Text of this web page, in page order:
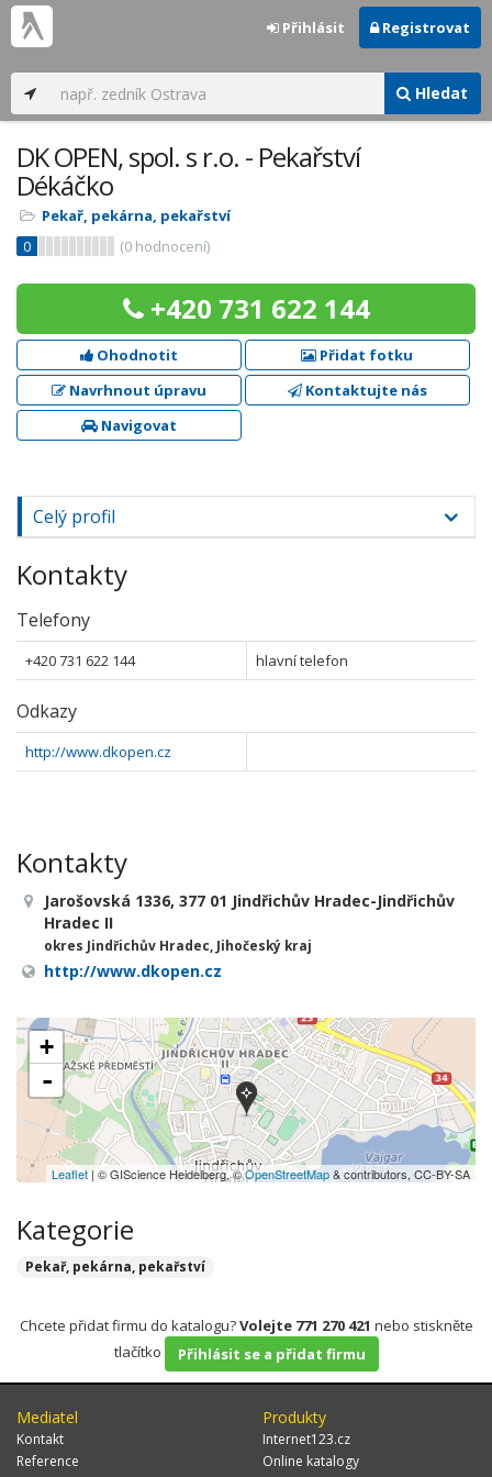
Hledat
Přihlásit Registrovat
DK OPEN, spol. s r.o. - Pekařství
Dékáčko
Pekař, pekárna, pekařství
0
(0 hodnocení)
+420 731 622 144
Ohodnotit
Přidat fotku
Navrhnout úpravu
Kontaktujte nás
Navigovat
Celý profil
Kontakty
Telefony
+420 731 622 144 hlavní telefon
Odkazy
http://www.dkopen.cz
Kontakty
Jarošovská 1336, 377 01 Jindřichův Hradec-Jindřichův
Hradec II
okres Jindřichův Hradec, Jihočeský kraj
http://www.dkopen.cz
+
-
Leaflet | © GIScience Heidelberg, ©OpenStreetMap& contributors, CC-BY-SA
Kategorie
Pekař, pekárna, pekařství
Chcete přidat firmu do katalogu?Volejte 771 270 421 nebo stiskněte
tlačítko
Přihlásit se a přidat firmu
Mediatel
Kontakt
Reference
Produkty
Internet123.cz
Online katalogy